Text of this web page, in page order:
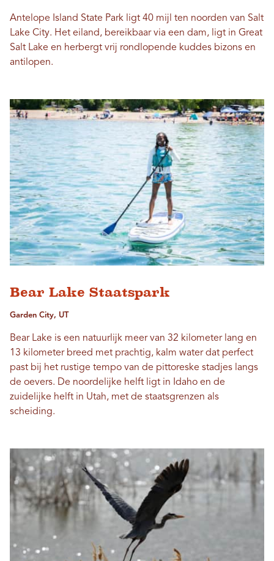
Antelope Island State Park ligt 40 mijl ten noorden van Salt
Lake City. Het eiland, bereikbaar via een dam, ligt in Great
Salt Lake en herbergt vrij rondlopende kuddes bizons en
antilopen.
Bear Lake Staatspark
Garden City, UT
Bear Lake is een natuurlijk meer van 32 kilometer lang en
13 kilometer breed met prachtig, kalm water dat perfect
past bij het rustige tempo van de pittoreske stadjes langs
de oevers. De noordelijke helft ligt in Idaho en de
zuidelijke helft in Utah, met de staatsgrenzen als
scheiding.